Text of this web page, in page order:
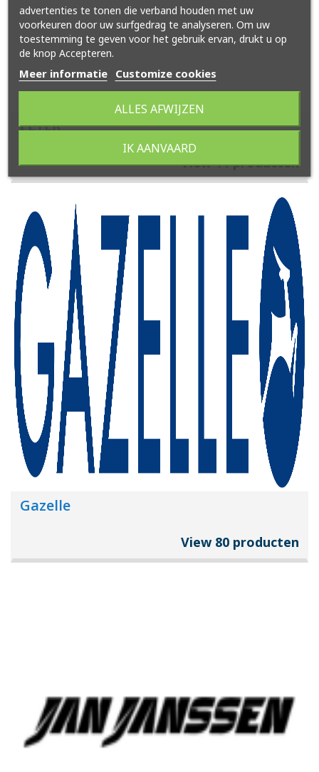
FLYER
View 11 producten
Gazelle
View 80 producten
advertenties te tonen die verband houden met uw
voorkeuren door uw surfgedrag te analyseren. Om uw
toestemming te geven voor het gebruik ervan, drukt u op
de knop Accepteren.
Meer informatie Customize cookies
ALLES AFWIJZEN
IK AANVAARD